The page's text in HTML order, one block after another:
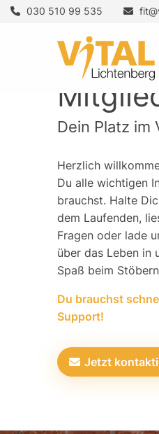
030 510 99 535
Dein Platz im
Herzlich
Du alle wichtigen
brauchst. Halte
dem Laufenden,
Fragen oder lade
über das Leben in
Spaß beim
Du brauchst
Support!
Jetzt